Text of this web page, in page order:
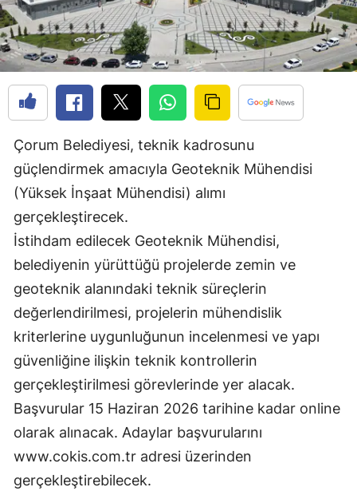
Edirne
Elazığ
Erzincan
Erzurum
Eskişehir
Gümüşhane
Hakkari
Hatay
Isparta
Mersin
İstanbul
İzmir
Çorum Belediyesi, teknik kadrosunu
güçlendirmek amacıyla Geoteknik Mühendisi
(Yüksek İnşaat Mühendisi) alımı
gerçekleştirecek.
İstihdam edilecek Geoteknik Mühendisi,
belediyenin yürüttüğü projelerde zemin ve
geoteknik alanındaki teknik süreçlerin
değerlendirilmesi, projelerin mühendislik
kriterlerine uygunluğunun incelenmesi ve yapı
güvenliğine ilişkin teknik kontrollerin
gerçekleştirilmesi görevlerinde yer alacak.
Başvurular 15 Haziran 2026 tarihine kadar online
olarak alınacak. Adaylar başvurularını
www.cokis.com.tr adresi üzerinden
gerçekleştirebilecek.